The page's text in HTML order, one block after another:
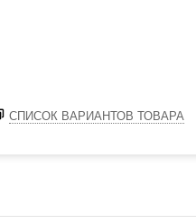
СПИСОК ВАРИАНТОВ ТОВАРА